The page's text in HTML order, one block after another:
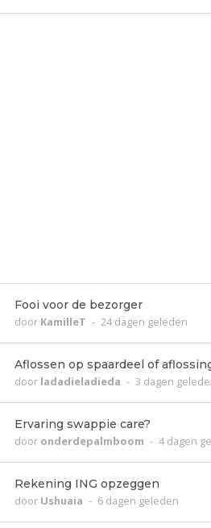
Fooi voor de bezorger
door KamilleT - 24 dagen geleden
Aflossen op spaardeel of
door ladadieladieda - 3 dagen
Ervaring swappie care?
door onderdepalmboom - 4 dagen
Rekening ING opzeggen
door Ushuaia - 6 dagen geleden